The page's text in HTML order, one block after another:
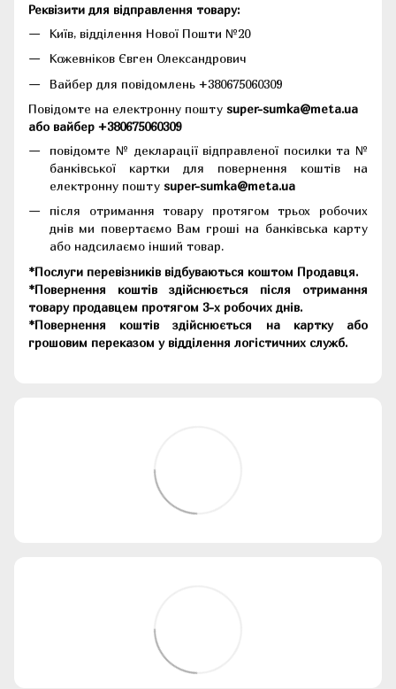
Реквізити для відправлення товару:
Київ, відділення Нової Пошти №20
Кожевніков Євген Олександрович
Вайбер для повідомлень +380675060309
Повідомте на електронну пошту super-sumka@meta.ua
або вайбер +380675060309
повідомте № декларації відправленої посилки та №
банківської картки для повернення коштів на
електронну пошту super-sumka@meta.ua
після отримання товару протягом трьох робочих
днів ми повертаємо Вам гроші на банківська карту
або надсилаємо інший товар.
*Послуги перевізників відбуваються коштом Продавця.
*Повернення коштів здійснюється після отримання
товару продавцем протягом 3-х робочих днів.
*Повернення коштів здійснюється на картку або
грошовим переказом у відділення логістичних служб.